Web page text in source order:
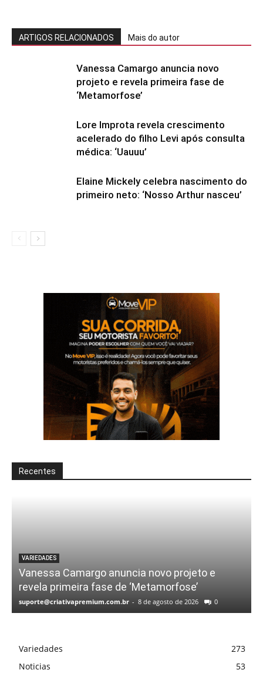
ARTIGOS RELACIONADOS Mais do autor
Vanessa Camargo anuncia novo
projeto e revela primeira fase de
‘Metamorfose’
Lore Improta revela crescimento
acelerado do filho Levi após consulta
médica: ‘Uauuu’
Elaine Mickely celebra nascimento do
primeiro neto: ‘Nosso Arthur nasceu’
Recentes
VARIEDADES
Vanessa Camargo anuncia novo projeto e
revela primeira fase de ‘Metamorfose’
suporte@criativapremium.com.br - 8 de agosto de 2026 0
Variedades
273
Noticias
53